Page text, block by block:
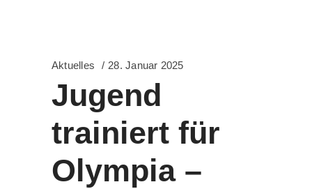
Aktuelles 28. Januar 2025
Jugend
trainiert für
Olympia –